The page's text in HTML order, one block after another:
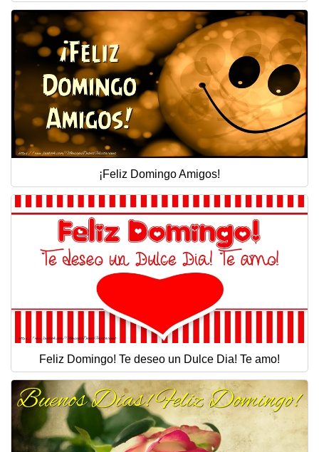
¡Feliz Domingo Amigos!
Feliz Domingo! Te deseo un Dulce Dia! Te amo!